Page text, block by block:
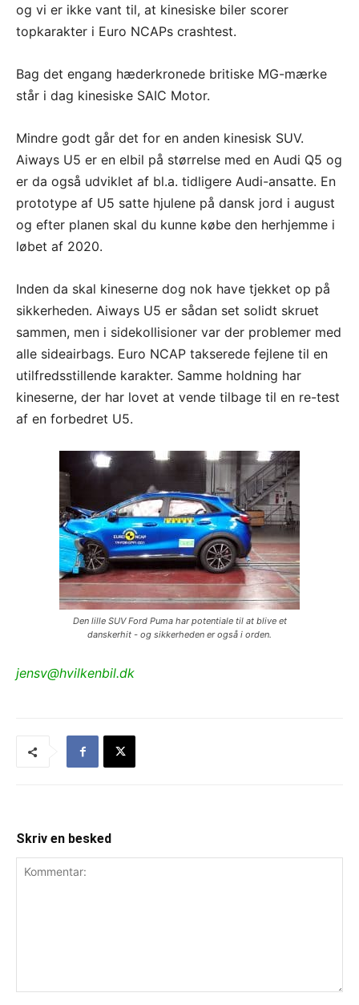
og vi er ikke vant til, at kinesiske biler scorer
topkarakter i Euro NCAPs crashtest.
Bag det engang hæderkronede britiske MG-mærke
står i dag kinesiske SAIC Motor.
Mindre godt går det for en anden kinesisk SUV.
Aiways U5 er en elbil på størrelse med en Audi Q5 og
er da også udviklet af bl.a. tidligere Audi-ansatte. En
prototype af U5 satte hjulene på dansk jord i august
og efter planen skal du kunne købe den herhjemme i
løbet af 2020.
Inden da skal kineserne dog nok have tjekket op på
sikkerheden. Aiways U5 er sådan set solidt skruet
sammen, men i sidekollisioner var der problemer med
alle sideairbags. Euro NCAP takserede fejlene til en
utilfredsstillende karakter. Samme holdning har
kineserne, der har lovet at vende tilbage til en re-test
af en forbedret U5.
Den lille SUV Ford Puma har potentiale til at blive et
danskerhit - og sikkerheden er også i orden.
jensv@hvilkenbil.dk
Skriv en besked